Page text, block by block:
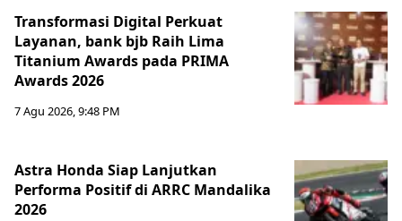
Transformasi Digital Perkuat
Layanan, bank bjb Raih Lima
Titanium Awards pada PRIMA
Awards 2026
7 Agu 2026, 9:48 PM
Astra Honda Siap Lanjutkan
Performa Positif di ARRC Mandalika
2026